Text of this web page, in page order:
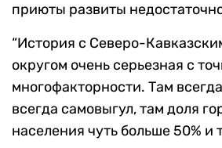
приюты развиты
“История с Северо-
округом очень серьезная с
многофакторности. Там
всегда самовыгул, там доля
населения чуть больше 50% и